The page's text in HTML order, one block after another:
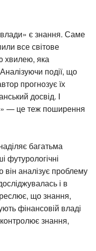
є знання. Саме
все світове
хвилею, яка
події, що
прогнозує їх
досвід. І
— це теж поширення
багатьма
футурологічні
він аналізує проблему
і в
що знання,
фінансовій владі
знання,